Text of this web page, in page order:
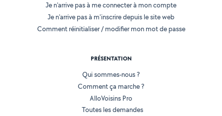
Je n'arrive pas à me connecter à mon compte
Je n'arrive pas à m'inscrire depuis le site web
Comment réinitialiser / modifier mon mot de passe
PRÉSENTATION
Qui sommes-nous ?
Comment ça marche ?
AlloVoisins Pro
Toutes les demandes